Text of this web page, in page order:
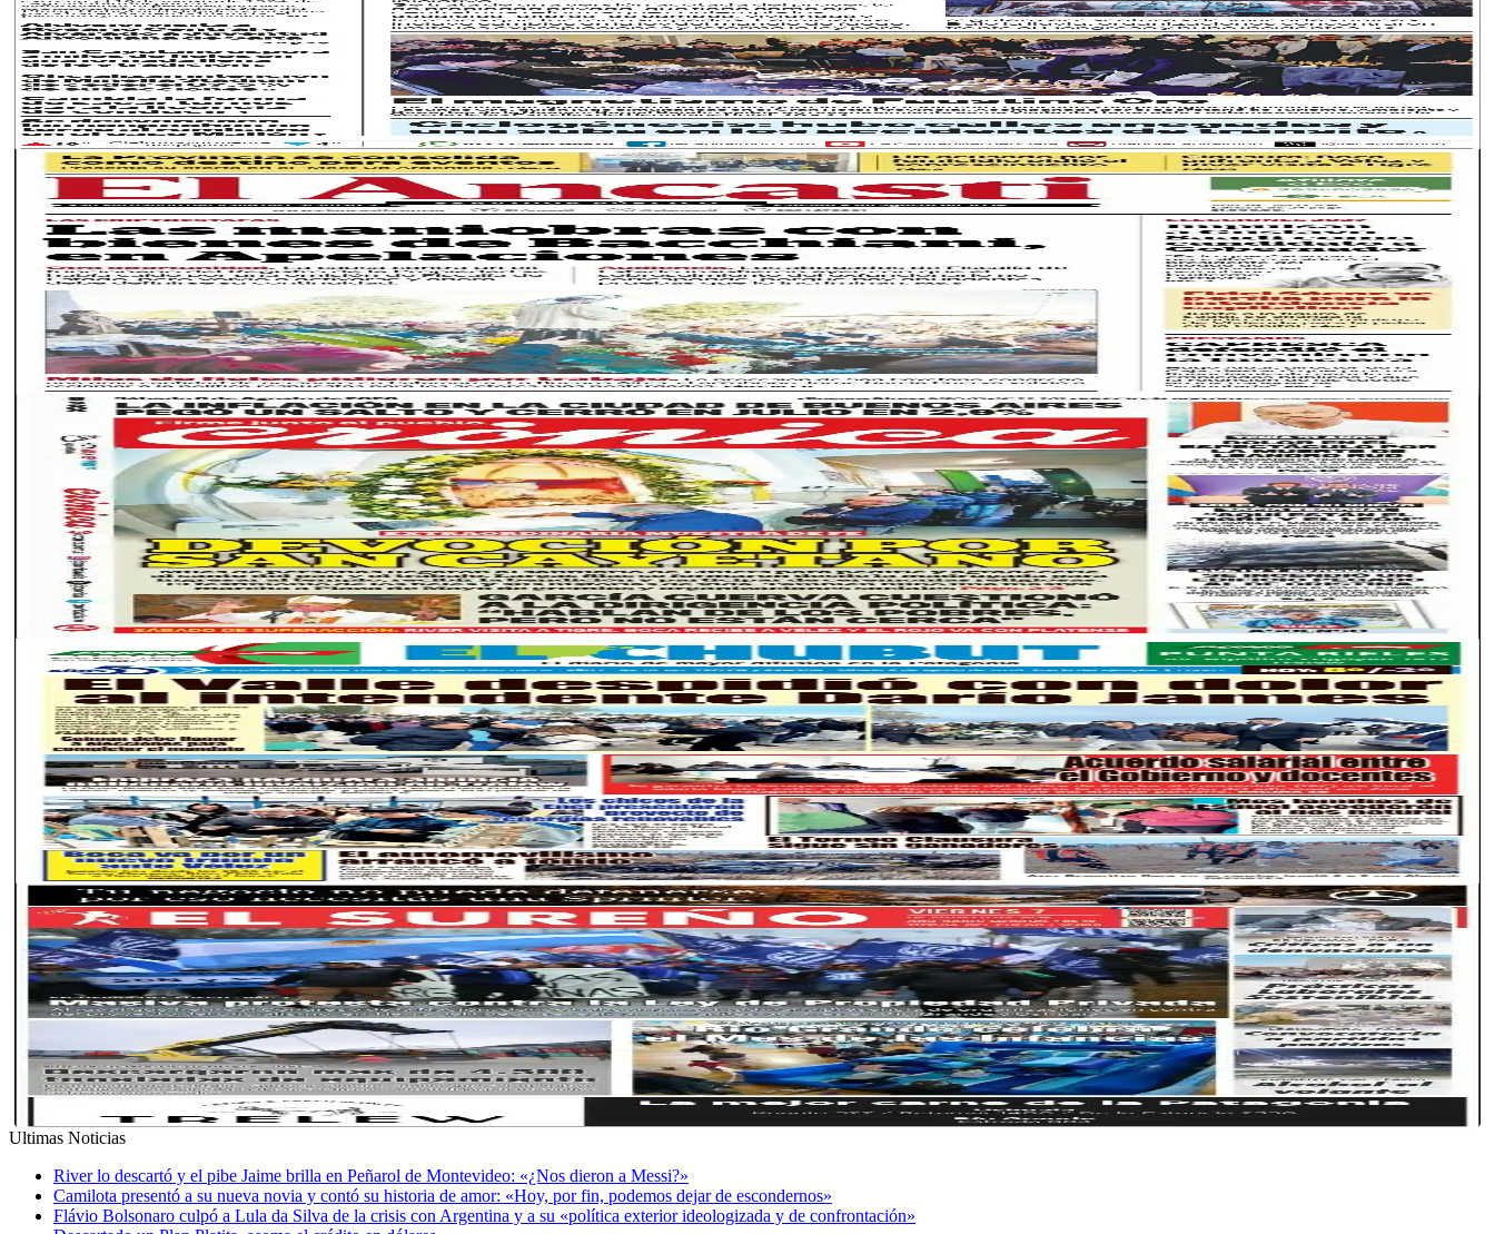
Ultimas Noticias
River lo descartó y el pibe Jaime brilla en Peñarol de Montevideo: «¿Nos dieron a Messi?»
Camilota presentó a su nueva novia y contó su historia de amor: «Hoy, por fin, podemos dejar de escondernos»
Flávio Bolsonaro culpó a Lula da Silva de la crisis con Argentina y a su «política exterior ideologizada y de confrontación»